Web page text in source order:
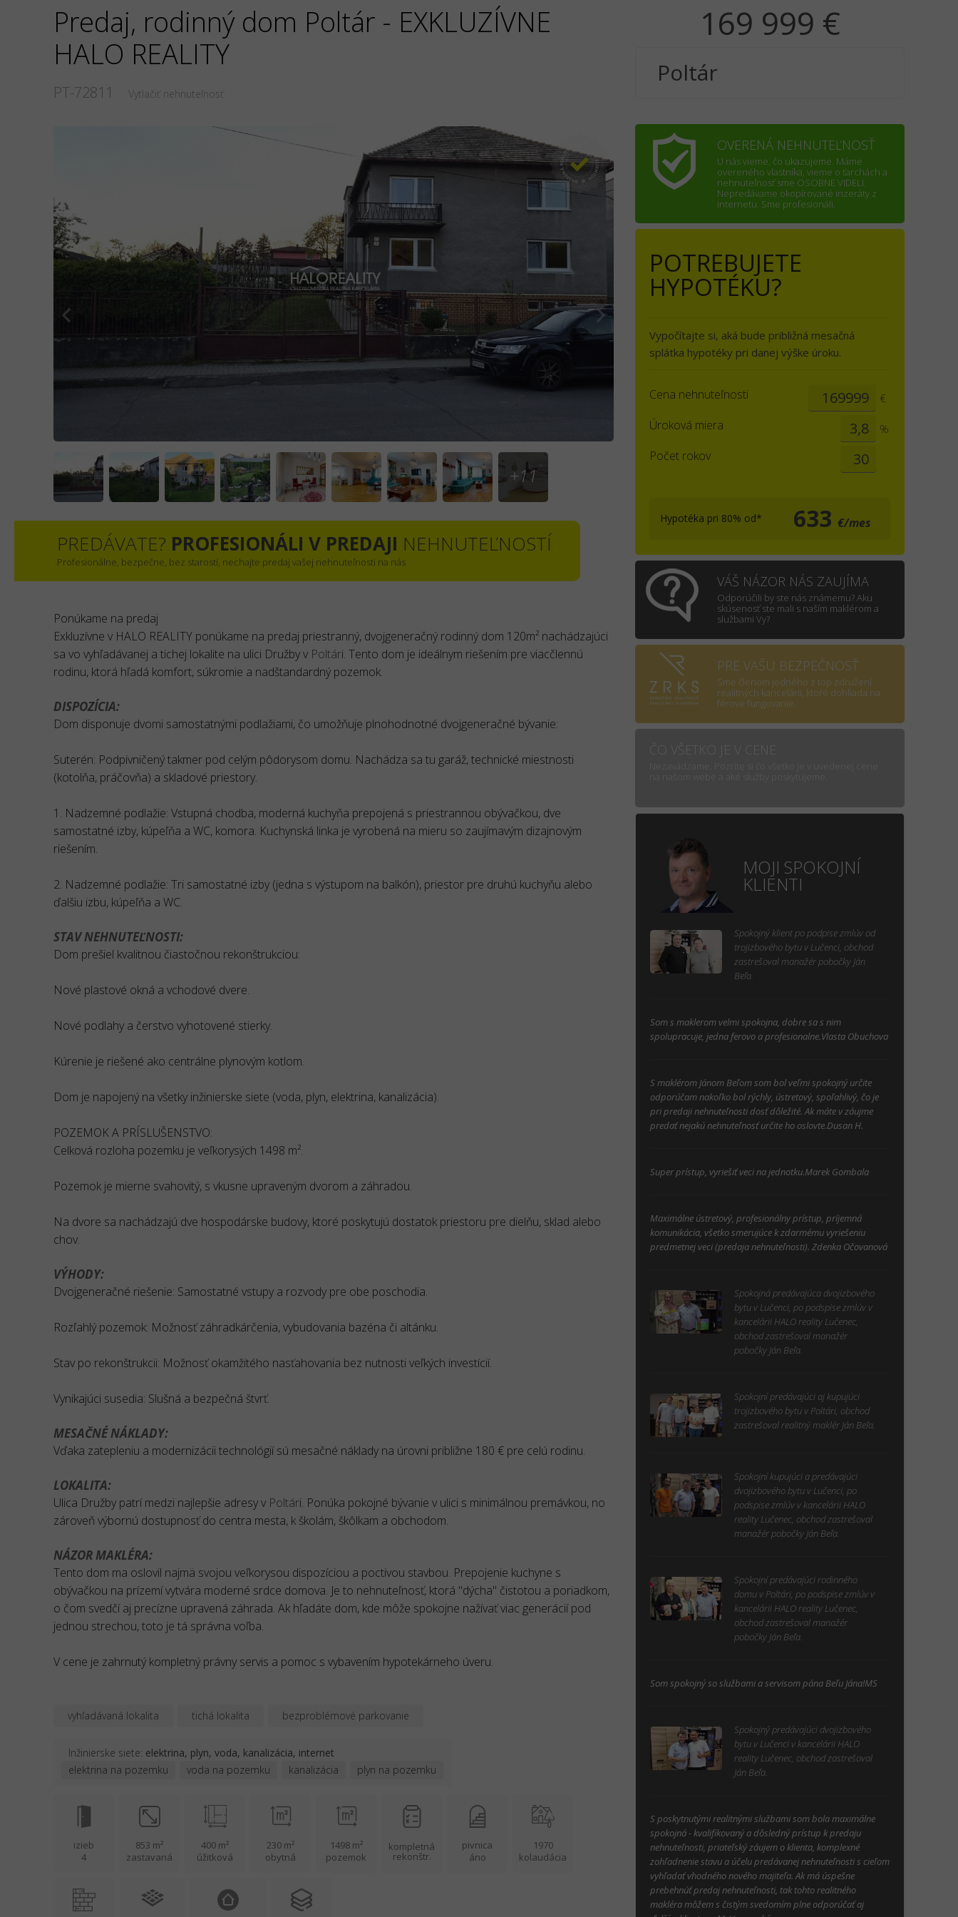
Predaj, rodinný dom Poltár - EXKLUZÍVNE
HALO REALITY
PT-72811 Vytlačiť nehnuteľnosť
169 999 €
Poltár
+11
PREDÁVATE? PROFESIONÁLI V PREDAJI NEHNUTEĽNOSTÍ
Profesionálne, bezpečne, bez starostí, nechajte predaj vašej nehnuteľnosti na nás
Ponúkame na predaj
Exkluzívne v HALO REALITY ponúkame na predaj priestranný, dvojgeneračný rodinný dom 120m² nachádzajúci
sa vo vyhľadávanej a tichej lokalite na ulici Družby v Poltári. Tento dom je ideálnym riešením pre viacčlennú
rodinu, ktorá hľadá komfort, súkromie a nadštandardný pozemok.
DISPOZÍCIA:
Dom disponuje dvomi samostatnými podlažiami, čo umožňuje plnohodnotné dvojgeneračné bývanie:
Suterén: Podpivničený takmer pod celým pôdorysom domu. Nachádza sa tu garáž, technické miestnosti
(kotolňa, práčovňa) a skladové priestory.
1. Nadzemné podlažie: Vstupná chodba, moderná kuchyňa prepojená s priestrannou obývačkou, dve
samostatné izby, kúpeľňa a WC, komora. Kuchynská linka je vyrobená na mieru so zaujímavým dizajnovým
riešením.
2. Nadzemné podlažie: Tri samostatné izby (jedna s výstupom na balkón), priestor pre druhú kuchyňu alebo
ďalšiu izbu, kúpeľňa a WC.
STAV NEHNUTEĽNOSTI:
Dom prešiel kvalitnou čiastočnou rekonštrukciou:
Nové plastové okná a vchodové dvere.
Nové podlahy a čerstvo vyhotovené stierky.
Kúrenie je riešené ako centrálne plynovým kotlom.
Dom je napojený na všetky inžinierske siete (voda, plyn, elektrina, kanalizácia).
POZEMOK A PRÍSLUŠENSTVO:
Celková rozloha pozemku je veľkorysých 1498 m².
Pozemok je mierne svahovitý, s vkusne upraveným dvorom a záhradou.
Na dvore sa nachádzajú dve hospodárske budovy, ktoré poskytujú dostatok priestoru pre dielňu, sklad alebo
chov.
VÝHODY:
Dvojgeneračné riešenie: Samostatné vstupy a rozvody pre obe poschodia.
Rozľahlý pozemok: Možnosť záhradkárčenia, vybudovania bazéna či altánku.
Stav po rekonštrukcii: Možnosť okamžitého nasťahovania bez nutnosti veľkých investícií.
Vynikajúci susedia: Slušná a bezpečná štvrť.
MESAČNÉ NÁKLADY:
Vďaka zatepleniu a modernizácii technológií sú mesačné náklady na úrovni približne 180 € pre celú rodinu.
LOKALITA:
Ulica Družby patrí medzi najlepšie adresy v Poltári. Ponúka pokojné bývanie v ulici s minimálnou premávkou, no
zároveň výbornú dostupnosť do centra mesta, k školám, škôlkam a obchodom.
NÁZOR MAKLÉRA:
Tento dom ma oslovil najmä svojou veľkorysou dispozíciou a poctivou stavbou. Prepojenie kuchyne s
obývačkou na prízemí vytvára moderné srdce domova. Je to nehnuteľnosť, ktorá "dýcha" čistotou a poriadkom,
o čom svedčí aj precízne upravená záhrada. Ak hľadáte dom, kde môže spokojne nažívať viac generácií pod
jednou strechou, toto je tá správna voľba.
V cene je zahrnutý kompletný právny servis a pomoc s vybavením hypotekárneho úveru.
vyhľadávaná lokalita tichá lokalita bezproblémové parkovanie
Inžinierske siete: elektrina, plyn, voda, kanalizácia, internet
elektrina na pozemku
voda na pozemku kanalizácia plyn na pozemku
izieb
4
853 m²
zastavaná
400 m²
úžitková
230 m²
obytná
1498 m²
pozemok
kompletná
rekonštr.
pivnica
áno
1970
kolaudácia
OVERENÁ NEHNUTEĽNOSŤ
U nás vieme, čo ukazujeme. Máme
overeného vlastníka, vieme o ťarchách a
nehnuteľnosť sme OSOBNE VIDELI.
Nepredávame okopírované inzeráty z
internetu. Sme profesionáli.
POTREBUJETE
HYPOTÉKU?
Vypočítajte si, aká bude približná mesačná
splátka hypotéky pri danej výške úroku.
Cena nehnuteľnosti €
Úroková miera %
Počet rokov
Hypotéka pri 80% od* 633 €/mes
VÁŠ NÁZOR NÁS ZAUJÍMA
Odporúčili by ste nás známemu? Aku
skúsenosť ste mali s naším maklérom a
službami Vy?
PRE VAŠU BEZPEČNOSŤ
Sme členom jedného z top združení
realitných kancelárii, ktoré dohliada na
férove fungovanie.
ČO VŠETKO JE V CENE
MOJI SPOKOJNÍ
KLIENTI
Spokojný klient po podpise zmlúv od
trojizbového bytu v Lučenci, obchod
zastrešoval manažér pobočky Ján
Beľa.
Som s maklerom velmi spokojna, dobre sa s nim
spolupracuje, jedna ferovo a profesionalne.Vlasta Obuchova
S maklérom Jánom Beľom som bol veľmi spokojný určite
odporúčam nakoľko bol rýchly, ústretový, spoľahlivý, čo je
pri predaji nehnuteľnosti dosť dôležité. Ak máte v záujme
predať nejakú nehnuteľnosť určite ho oslovte.Dusan H.
Super prístup, vyriešiť veci na jednotku.Marek Gombala
Maximálne ústretový, profesionálny prístup, príjemná
komunikácia, všetko smerujúce k zdarmému vyriešeniu
predmetnej veci (predaja nehnuteľnosti). Zdenka Očovanová
Spokojná predávajúca dvojizbového
bytu v Lučenci, po podspise zmlúv v
kancelárii HALO reality Lučenec,
obchod zastrešoval manažér
pobočky Ján Beľa.
Spokojní predávajúci aj kupujúci
trojizbového bytu v Poltári, obchod
zastrešoval realitný maklér Ján Beľa.
Spokojní kupujúci a predávajúci
dvojizbového bytu v Lučenci, po
podspise zmlúv v kancelárii HALO
reality Lučenec, obchod zastrešoval
manažér pobočky Ján Beľa.
Spokojní predávajúci rodinného
domu v Poltári, po podspise zmlúv v
kancelárii HALO reality Lučenec,
obchod zastrešoval manažér
pobočky Ján Beľa.
Som spokojný so službami a servisom pána Beľu Jána!MS
Spokojný predávajúci dvojizbového
bytu v Lučenci v kancelárii HALO
reality Lučenec, obchod zastrešoval
Ján Beľa.
S poskytnutými realitnými službami som bola maximálne
spokojná - kvalifikovaný a dôsledný prístup k predaju
nehnuteľnosti, priateľský záujem o klienta, komplexné
zohľadnenie stavu a účelu predávanej nehnuteľnosti s cieľom
vyhľadať vhodného nového majiteľa. Ak má úspešne
prebehnúť predaj nehnuteľnosti, tak tohto realitného
makléra môžem s čistým svedomím plne odporúčať aj